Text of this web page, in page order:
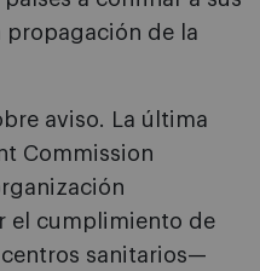
propagación de la
aviso. La última
Commission
el cumplimiento de
sanitarios—